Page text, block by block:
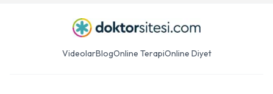
VideolarBlogOnline TerapiOnline Diyet